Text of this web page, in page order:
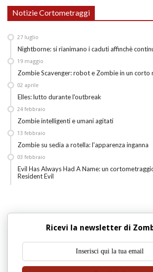
Notizie Cortometraggi
Nightborne: si rianimano i caduti affinchè
27 luglio
Zombie Scavenger: robot e Zombie in un corto
19 maggio
Elles: lutto durante l'outbreak
02 aprile
Zombie intelligenti e umani agitati
24 febbraio
Zombie su sedia a rotella: l'apparenza inganna
13 febbraio
Evil Has Always Had A Name: un
Resident Evil
03 febbraio
Ricevi la newsletter di